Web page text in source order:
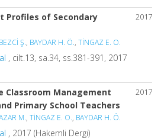
2017
Profiles of Secondary
BEZCİ Ş., BAYDAR H. Ö., TİNGAZ E. O.
, cilt.13, sa.34, ss.381-391, 2017
2017
Classroom Management
Primary School Teachers
M., TİNGAZ E. O., BAYDAR H. Ö.
, 2017 (Hakemli Dergi)